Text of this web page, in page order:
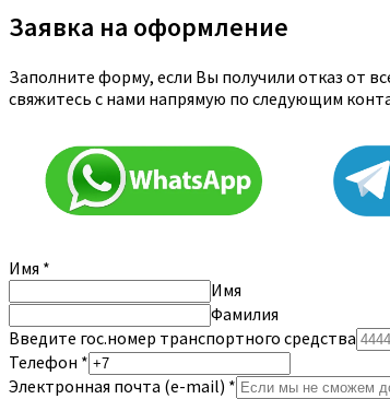
Заявка на оформление
Заполните форму, если Вы получили отказ от
свяжитесь с нами напрямую по следующим
Имя *
Имя
Фамилия
Введите гос.номер транспортного средства
Телефон *
Электронная почта (e-mail) *